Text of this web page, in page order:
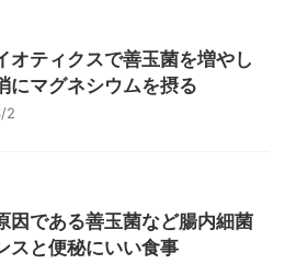
オティクスで善玉菌を増やし
にマグネシウムを摂る
2
因である善玉菌など腸内細菌
スと便秘にいい食事